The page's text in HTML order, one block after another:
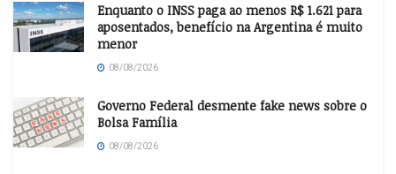
Enquanto o INSS paga ao menos R$ 1.621 para
aposentados, benefício na Argentina é muito
menor
08/08/2026
Governo Federal desmente fake news sobre o
Bolsa Família
08/08/2026